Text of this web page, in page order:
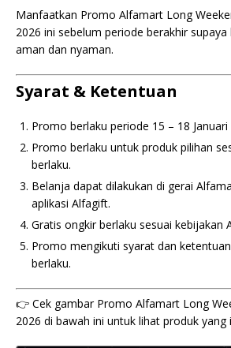
Manfaatkan Promo Alfamart Long
2026 ini sebelum periode berakhir
aman dan nyaman.
Syarat & Ketentuan
Promo berlaku periode 15 – 18 Januari
Promo berlaku untuk produk pilihan
berlaku.
Belanja dapat dilakukan di gerai
aplikasi Alfagift.
Gratis ongkir berlaku sesuai kebijakan
Promo mengikuti syarat dan
berlaku.
👉 Cek gambar Promo Alfamart Long
2026 di bawah ini untuk lihat produk yang